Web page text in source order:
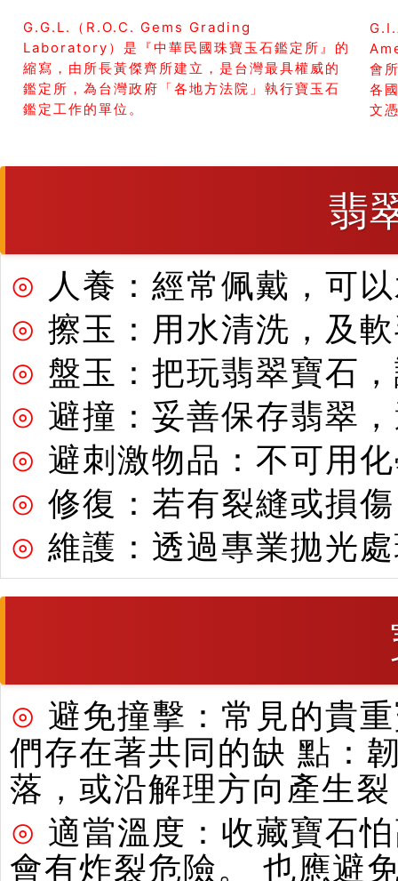
G.G.L.（R.O.C. Gems Grading
Laboratory）是『中華民國珠寶玉石鑑定所』的
縮寫，由所長黃傑齊所建立，是台灣最具權威的
鑑定所，為台灣政府「各地方法院」執行寶玉石
鑑定工作的單位。
會
各
文
翡
⊙ 人養：經常佩戴，可
⊙ 擦玉：用水清洗，及
⊙ 盤玉：把玩翡翠寶石
⊙ 避撞：妥善保存翡翠
⊙ 避刺激物品：不可用
⊙ 修復：若有裂縫或損
⊙ 維護：透過專業拋光
⊙ 避免撞擊：常見的貴
們存在著共同的缺 點：
落，或沿解理方向產生
⊙ 適當溫度：收藏寶石
會有炸裂危險。 也應避